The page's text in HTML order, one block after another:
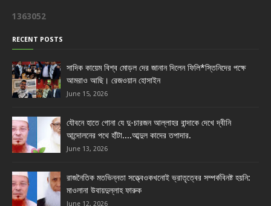
1363052
RECENT POSTS
সাদিক কায়েম বিশ্ব মোড়ল দের জানান দিলেন ফিলি*স্তিনিদের পক্ষে
আমরাও আছি। রেজওয়ান হোসাইন
June 15, 2026
যৌবনে হাতে গোনা যে দু-চারজন আল্লাহর বান্দাকে দেখে দ্বীনি
আন্দোলনের পথে হাঁটা....আব্দুল কাদের তপাদার.
June 13, 2026
রাজনৈতিক মতভিন্নতা সত্ত্বেওকখনোই ভ্রাতৃত্বের সম্পর্কবিনষ্ট হয়নি:
মাওলানা উবায়দুল্লাহ ফারুক
June 12, 2026